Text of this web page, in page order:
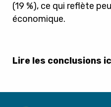
(19 %), ce qui reflète
économique.
Lire les conclusions